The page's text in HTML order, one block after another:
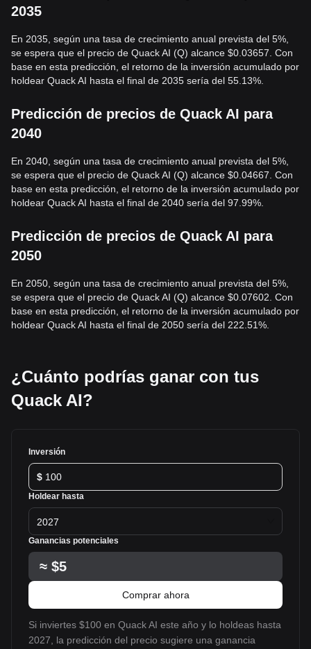
2035
En 2035, según una tasa de crecimiento anual prevista del 5%,
se espera que el precio de Quack AI (Q) alcance $0.03657. Con
base en esta predicción, el retorno de la inversión acumulado por
holdear Quack AI hasta el final de 2035 sería del 55.13%.
Predicción de precios de Quack AI para
2040
En 2040, según una tasa de crecimiento anual prevista del 5%,
se espera que el precio de Quack AI (Q) alcance $0.04667. Con
base en esta predicción, el retorno de la inversión acumulado por
holdear Quack AI hasta el final de 2040 sería del 97.99%.
Predicción de precios de Quack AI para
2050
En 2050, según una tasa de crecimiento anual prevista del 5%,
se espera que el precio de Quack AI (Q) alcance $0.07602. Con
base en esta predicción, el retorno de la inversión acumulado por
holdear Quack AI hasta el final de 2050 sería del 222.51%.
¿Cuánto podrías ganar con tus
Quack AI?
Inversión
$
Holdear hasta
2027
Ganancias potenciales
≈ $5
Comprar ahora
Si inviertes $100 en Quack AI este año y lo holdeas hasta
2027, la predicción del precio sugiere una ganancia